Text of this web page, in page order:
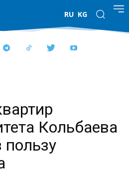
RU KG
Кольбаева